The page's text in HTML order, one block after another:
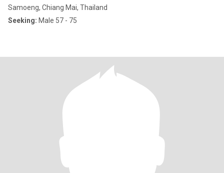
Samoeng, Chiang Mai, Thailand
Seeking: Male 57 - 75